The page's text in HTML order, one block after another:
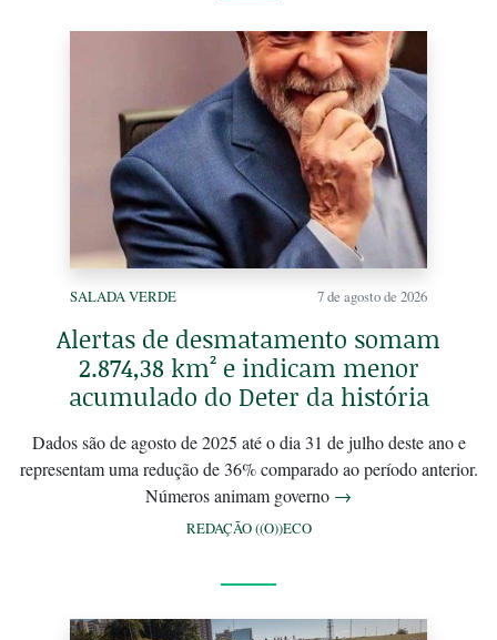
SALADA VERDE 7 de agosto de 2026
Alertas de desmatamento somam
2.874,38 km² e indicam menor
acumulado do Deter da história
Dados são de agosto de 2025 até o dia 31 de julho deste ano e
representam uma redução de 36% comparado ao período anterior.
Números animam governo →
REDAÇÃO ((O))ECO